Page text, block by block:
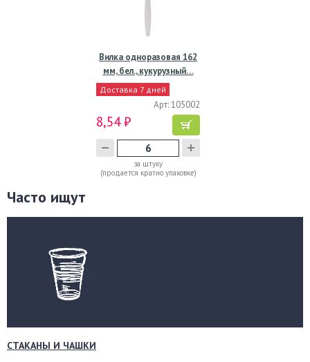
Вилка одноразовая 162
мм, бел., кукурузный…
Доставка 7 дней
Арт: 105002
8,54 ₽
за штуку
(продается кратно упаковке)
Часто ищут
СТАКАНЫ И ЧАШКИ